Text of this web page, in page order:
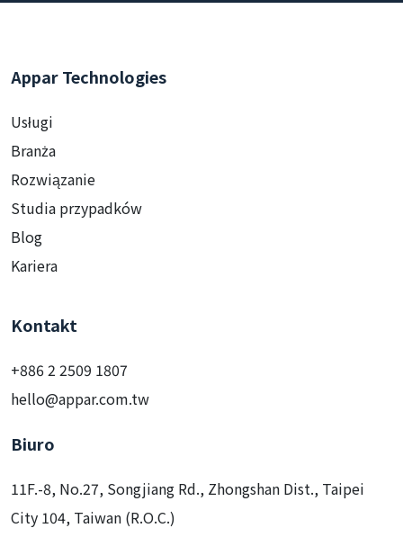
Appar Technologies
Usługi
Branża
Rozwiązanie
Studia przypadków
Blog
Kariera
Kontakt
+886 2 2509 1807
hello@appar.com.tw
Biuro
11F.-8, No.27, Songjiang Rd., Zhongshan Dist., Taipei
City 104, Taiwan (R.O.C.)